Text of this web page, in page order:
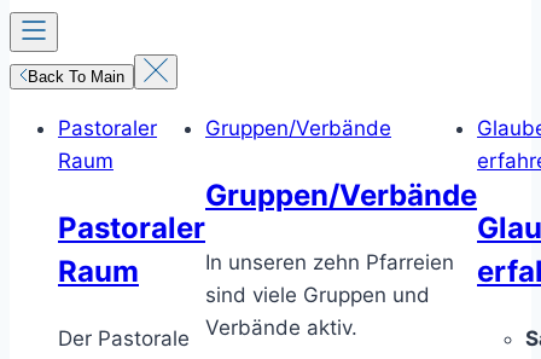
Back To Main
Pastoraler
Raum
Pastoraler
Raum
Der Pastorale
Gruppen/Verbände
Gruppen/Verbände
In unseren zehn Pfarreien
sind viele Gruppen und
Verbände aktiv.